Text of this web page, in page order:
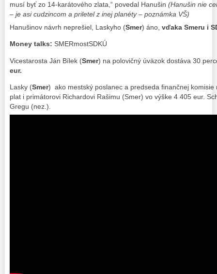
musí byť zo 14-karátového zlata,“ povedal Hanušin (Hanušin nie
– je asi cudzincom a priletel z inej planéty – poznámka VŠ)
Hanušinov návrh neprešiel, Laskyho (Smer) áno, vďaka Smeru i
Money talks: SMERmostSDKÚ
Vicestarosta Ján Bílek (Smer) na polovičný úväzok dostáva 30
eur.
Lasky (Smer) ako mestský poslanec a predseda finančnej
plat i primátorovi Richardovi Rašimu (Smer) vo výške 4 405 eur.
Gregu (nez.).